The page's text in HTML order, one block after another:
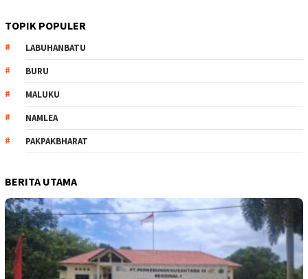
TOPIK POPULER
LABUHANBATU
BURU
MALUKU
NAMLEA
PAKPAKBHARAT
BERITA UTAMA